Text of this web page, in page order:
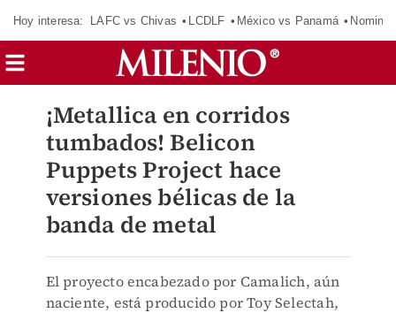
Hoy interesa: LAFC vs Chivas LCDLF México vs Panamá
¡Metallica en corridos
tumbados! Belicon
Puppets Project hace
versiones bélicas de la
banda de metal
El proyecto encabezado por Camalich, aún
naciente, está producido por Toy Selectah,